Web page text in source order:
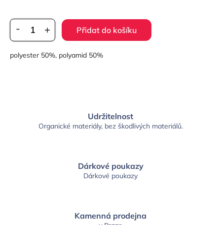
Přidat do košíku
polyester 50%, polyamid 50%
Udržitelnost
Organické materiály, bez škodlivých materiálů.
Dárkové poukazy
Dárkové poukazy
Kamenná prodejna